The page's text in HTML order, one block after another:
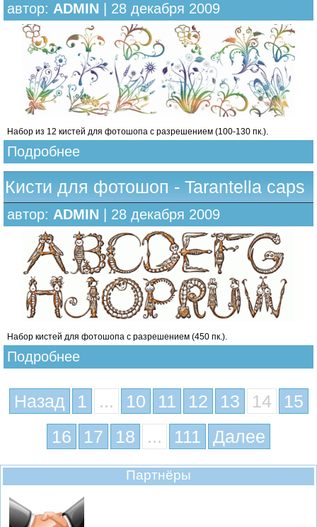
автор: ADMIN | 28 декабря 2009
Набор из 12 кистей для фотошопа с разрешением (100-130 пк.).
Подробнее
Кисти для фотошоп - Tarantella caps
автор: ADMIN | 28 декабря 2009
Набор кистей для фотошопа с разрешением (450 пк.).
Подробнее
Назад 1 ... 10 11 12 13 14
15
16
17 18 ... 111 Далее
Партнёры